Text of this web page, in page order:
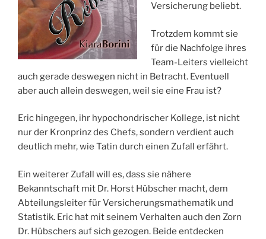
Versicherung beliebt.
Trotzdem kommt sie
für die Nachfolge ihres
Team-Leiters vielleicht
auch gerade deswegen nicht in Betracht. Eventuell
aber auch allein deswegen, weil sie eine Frau ist?
Eric hingegen, ihr hypochondrischer Kollege, ist nicht
nur der Kronprinz des Chefs, sondern verdient auch
deutlich mehr, wie Tatin durch einen Zufall erfährt.
Ein weiterer Zufall will es, dass sie nähere
Bekanntschaft mit Dr. Horst Hübscher macht, dem
Abteilungsleiter für Versicherungsmathematik und
Statistik. Eric hat mit seinem Verhalten auch den Zorn
Dr. Hübschers auf sich gezogen. Beide entdecken